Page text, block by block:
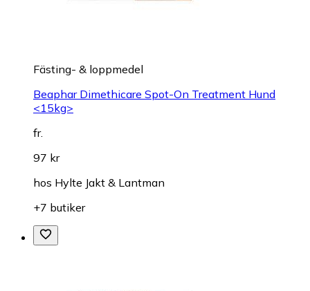
Fästing- & loppmedel
Beaphar Dimethicare Spot-On Treatment Hund
<15kg>
fr.
97 kr
hos Hylte Jakt & Lantman
+7 butiker